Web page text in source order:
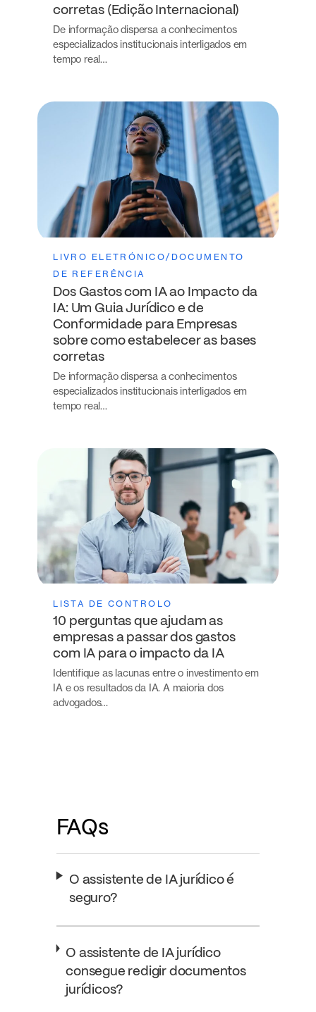
corretas (Edição Internacional)
De informação dispersa a conhecimentos
especializados institucionais interligados em
tempo real…
LIVRO ELETRÓNICO/DOCUMENTO
DE REFERÊNCIA
Dos Gastos com IA ao Impacto da
IA: Um Guia Jurídico e de
Conformidade para Empresas
sobre como estabelecer as bases
corretas
De informação dispersa a conhecimentos
especializados institucionais interligados em
tempo real…
LISTA DE CONTROLO
10 perguntas que ajudam as
empresas a passar dos gastos
com IA para o impacto da IA
Identifique as lacunas entre o investimento em
IA e os resultados da IA. A maioria dos
advogados…
FAQs
O assistente de IA jurídico é
seguro?
O assistente de IA jurídico
consegue redigir documentos
jurídicos?